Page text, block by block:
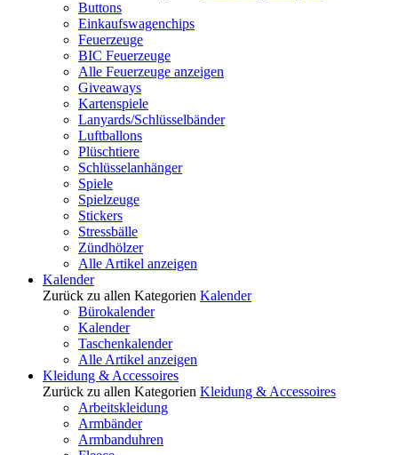
Buttons
Einkaufswagenchips
Feuerzeuge
BIC Feuerzeuge
Alle Feuerzeuge anzeigen
Giveaways
Kartenspiele
Lanyards/Schlüsselbänder
Luftballons
Plüschtiere
Schlüsselanhänger
Spiele
Spielzeuge
Stickers
Stressbälle
Zündhölzer
Alle Artikel anzeigen
Kalender
Zurück zu allen Kategorien Kalender
Bürokalender
Kalender
Taschenkalender
Alle Artikel anzeigen
Kleidung & Accessoires
Zurück zu allen Kategorien Kleidung & Accessoires
Arbeitskleidung
Armbänder
Armbanduhren